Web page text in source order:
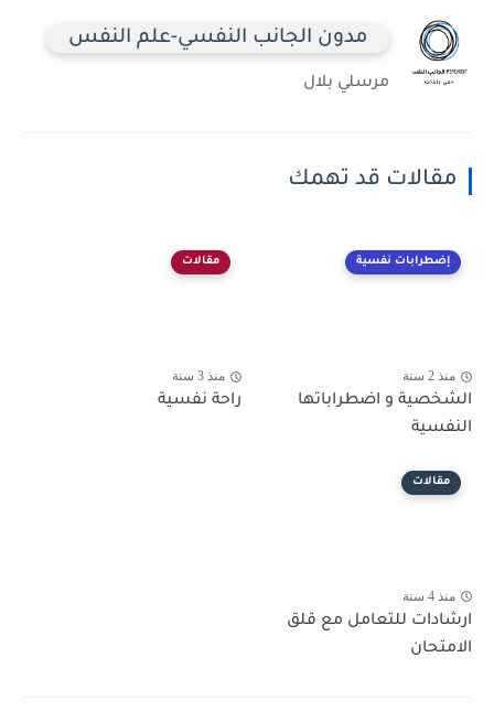
مدون الجانب النفسي-علم النفس
مرسلي بلال
مقالات قد تهمك
إضطرابات نفسية
منذ 2 سنة
الشخصية و اضطراباتها
النفسية
مقالات
منذ 3 سنة
راحة نفسية
مقالات
منذ 4 سنة
ارشادات للتعامل مع قلق
الامتحان